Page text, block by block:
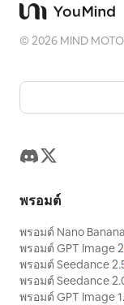
©2026 MIND
พรอมต์
พรอมต์ Nano
พรอมต์ GPT Image 2
พรอมต์ Seedance
พรอมต์ Seedance
พรอมต์ GPT Image